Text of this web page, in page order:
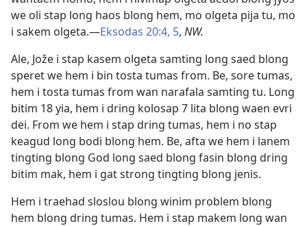
we oli stap long haos blong hem, mo olgeta pija tu, mo
i sakem olgeta.​—Eksodas 20:​4, 5, NW.
Ale, Jože i stap kasem olgeta samting long saed blong
speret we hem i bin tosta tumas from. Be, sore tumas,
hem i tosta tumas from wan narafala samting tu. Long
bitim 18 yia, hem i dring kolosap 7 lita blong waen evri
dei. From we hem i stap dring tumas, hem i no stap
keagud long bodi blong hem. Be, afta we hem i lanem
tingting blong God long saed blong fasin blong dring
bitim mak, hem i gat strong tingting blong jenis.
Hem i traehad sloslou blong winim problem blong
hem blong dring tumas. Hem i stap makem long wan